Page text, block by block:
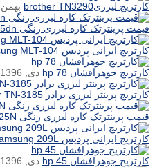
کارتریج لیزریbrother TN3290
بهمن, 1396
قیمت پرینترتک کاره لیزری رنگی HP CP5225dn
کارتریج ایرانی پردیس Tonner Samsung MLT-104
کارتریج جوهرافشان hp 78
دی, 1396
کارتریج پرینتر لیزری برادر brother TN-3185
قیمت پرینترتک کاره لیزری رنگی HP CP1525N
کارتریج ایرانی پردیس Tonner Samsung 209L
کارتریج جوهرافشان hp 45
دی, 1396